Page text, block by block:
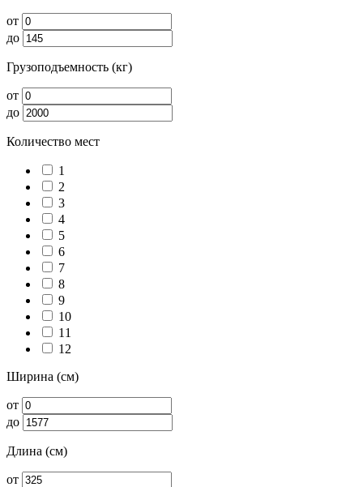
от
до
Грузоподъемность (кг)
от
до
Количество мест
1
2
3
4
5
6
7
8
9
10
11
12
Ширина (см)
от
до
Длина (см)
от